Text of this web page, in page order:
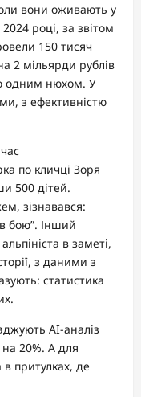
вони оживають у
році, за звітом
150 тисяч
2 мільярди рублів
одним нюхом. У
з ефективністю
по кличці Зоря
500 дітей.
зізнавався:
бою”. Інший
в заметі,
з даними з
статистика
AI-аналіз
на 20%. А для
притулках, де